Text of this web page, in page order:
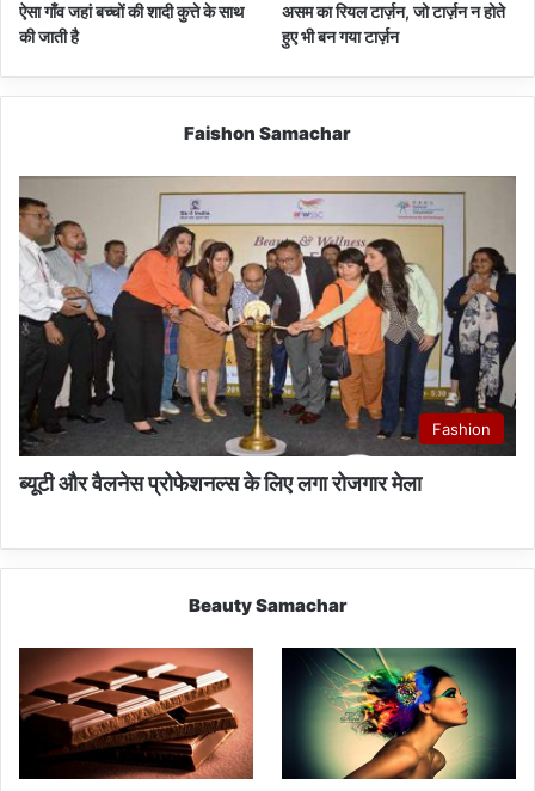
ऐसा गाँव जहां बच्चों की शादी कुत्ते के साथ
की जाती है
असम का रियल टार्ज़न, जो टार्ज़न न होते
हुए भी बन गया टार्ज़न
Faishon Samachar
Fashion
ब्यूटी और वैलनेस प्रोफेशनल्स के लिए लगा रोजगार मेला
Beauty Samachar